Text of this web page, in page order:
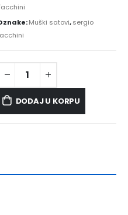
Muški satovi,sergio
DODAJ U KORPU